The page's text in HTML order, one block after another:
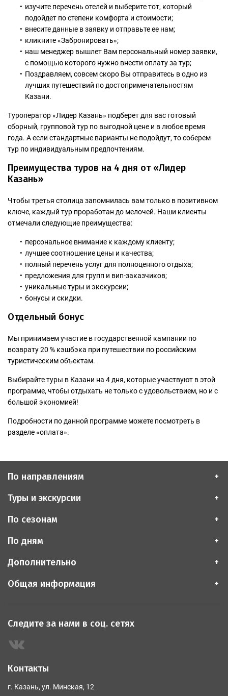
изучите перечень отелей и выберите тот, который
подойдет по степени комфорта и стоимости;
внесите данные в заявку и отправьте ее нам;
кликните «Забронировать»;
наш менеджер вышлет Вам персональный номер заявки,
с помощью которого нужно внести оплату за тур;
Поздравляем, совсем скоро Вы отправитесь в одно из
лучших путешествий по достопримечательностям
Казани.
Туроператор «Лидер Казань» подберет для вас готовый
сборный, групповой тур по выгодной цене и в любое время
года. А если стандартные варианты не подойдут, то соберем
тур по индивидуальным предпочтениям.
Преимущества туров на 4 дня от «Лидер
Казань»
Чтобы третья столица запомнилась вам только в позитивном
ключе, каждый тур проработан до мелочей. Наши клиенты
отмечали следующие преимущества:
персональное внимание к каждому клиенту;
лучшее соотношение цены и качества;
полный перечень услуг для полноценного отдыха;
предложения для групп и вип-заказчиков;
уникальные туры и экскурсии;
бонусы и скидки.
Отдельный бонус
Мы принимаем участие в государственной кампании по
возврату 20 % кэшбэка при путешествии по российским
туристическим объектам.
Выбирайте туры в Казани на 4 дня, которые участвуют в этой
программе, чтобы отдыхать не только с удовольствием, но и с
большой экономией!
Подробности по данной программе можете посмотреть в
разделе «оплата».
Общая информация
Туры и экскурсии
По сезонам
Дополнительно
По дням
По направлениям
Следите за нами в соц. сетях
Контакты
г. Казань, ул. Минская, 12